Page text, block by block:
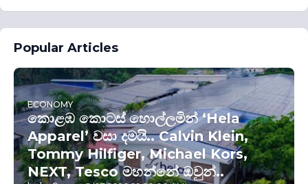
Popular Articles
ECONOMY
කොළඹ කොටස් හොල්ලමින් ‘Hela
Apparel’ වසා දමයි.. Calvin Klein,
Tommy Hilfiger, Michael Kors,
NEXT, Tesco මහන්නේ ඔවුන්..